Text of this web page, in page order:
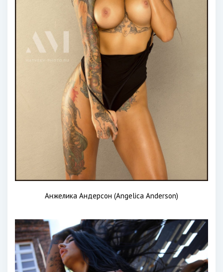
Анжелика Андерсон (Angelica Anderson)